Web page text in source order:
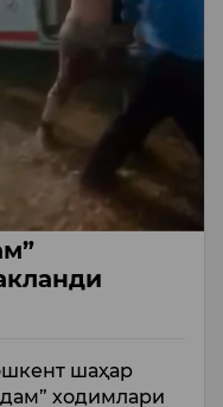
шаҳар
ходимлари